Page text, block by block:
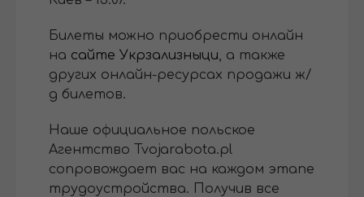
Билеты можно приобрести онлайн
на сайте Укрзализныци , а также
других онлайн-ресурсах продажи ж/
д билетов.
Наше официальное польское
Агентство Tvojarabota.pl
сопровождает вас на каждом этапе
трудоустройства. Получив все